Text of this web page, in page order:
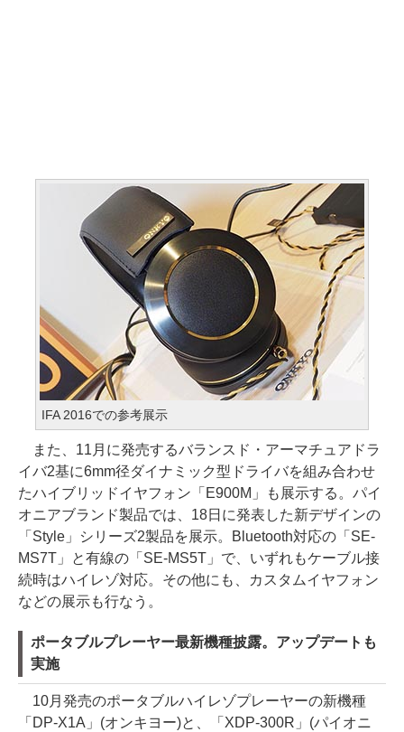
IFA 2016での参考展示
また、11月に発売するバランスド・アーマチュアドラ
イバ2基に6mm径ダイナミック型ドライバを組み合わせ
たハイブリッドイヤフォン「E900M」も展示する。パイ
オニアブランド製品では、18日に発表した新デザインの
「Style」シリーズ2製品を展示。Bluetooth対応の「SE-
MS7T」と有線の「SE-MS5T」で、いずれもケーブル接
続時はハイレゾ対応。その他にも、カスタムイヤフォン
などの展示も行なう。
ポータブルプレーヤー最新機種披露。アップデートも
実施
10月発売のポータブルハイレゾプレーヤーの新機種
「DP-X1A」(オンキヨー)と、「XDP-300R」(パイオニ